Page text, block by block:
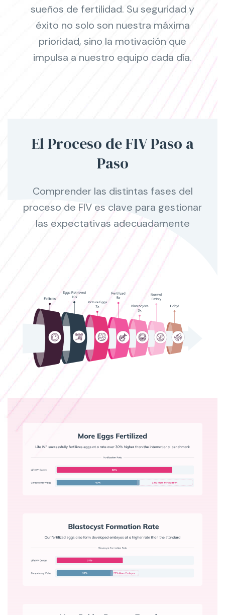
sueños de fertilidad. Su seguridad y
éxito no solo son nuestra máxima
prioridad, sino la motivación que
impulsa a nuestro equipo cada día.
El Proceso de FIV Paso a
Paso
Comprender las distintas fases del
proceso de FIV es clave para gestionar
las expectativas adecuadamente